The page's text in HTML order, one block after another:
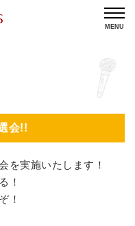
MENU
会!!
を実施いたします！
！
！